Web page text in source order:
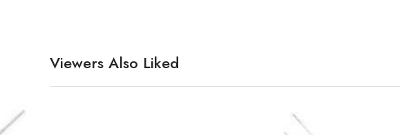
Viewers Also Liked